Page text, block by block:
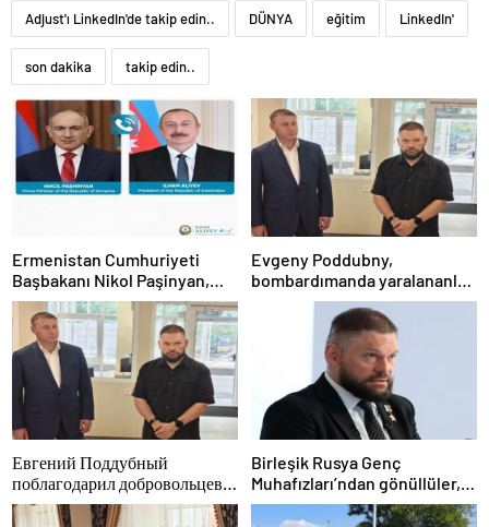
Adjust'ı LinkedIn'de takip edin.. DÜNYA eğitim LinkedIn'
son dakika takip edin..
Ermenistan Cumhuriyeti
Başbakanı Nikol Paşinyan,
Azerbaycan Cumhuriyeti
Cumhurbaşkanı İlham Aliyev’i
aradı
Evgeny Poddubny,
bombardımanda yaralananları
kurtarmadaki
cesaretlerinden dolayı
Belgorod bölgesindeki
gönüllülere teşekkür etti
Евгений Поддубный
поблагодарил добровольцев
Белгородской области за
Birleşik Rusya Genç
Muhafızları’ndan gönüllüler,
Belgorod sakinlerine yangın